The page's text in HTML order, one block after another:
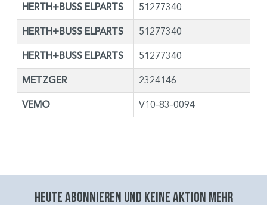
HERTH+BUSS ELPARTS 51277340
HERTH+BUSS ELPARTS 51277340
HERTH+BUSS ELPARTS 51277340
METZGER 2324146
VEMO V10-83-0094
Heute abonnieren und keine aktion mehr